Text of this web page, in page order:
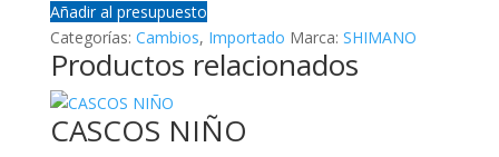
Añadir al presupuesto
Categorías: Cambios, Importado Marca: SHIMANO
Productos relacionados
CASCOS NIÑO